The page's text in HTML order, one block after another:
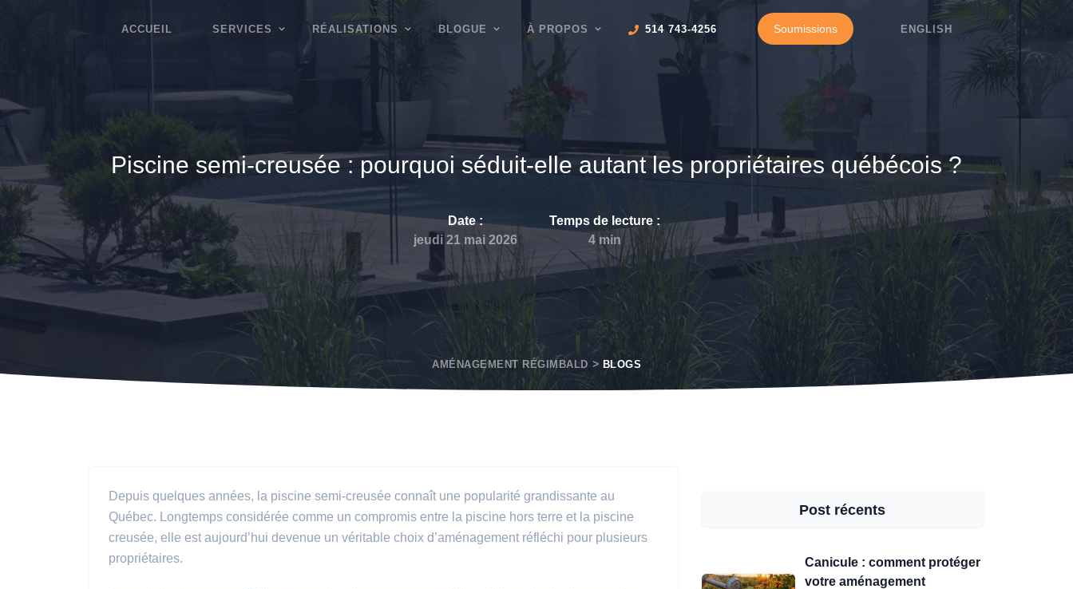
ACCUEIL SERVICES RÉALISATIONS BLOGUE À PROPOS 514 743-4256 Soumissions ENGLISH
Piscine semi-creusée : pourquoi séduit-elle autant les propriétaires québécois ?
Date :
jeudi 21 mai 2026
Temps de lecture:
4min
AMÉNAGEMENT RÉGIMBALD BLOGS
Depuis quelques années, la piscine semi-creusée connaît une popularité grandissante au
Québec. Longtemps considérée comme un compromis entre la piscine hors terre et la piscine
creusée, elle est aujourd’hui devenue un véritable choix d’aménagement réfléchi pour plusieurs
propriétaires.
Post récents
Canicule : comment protéger
votre aménagement